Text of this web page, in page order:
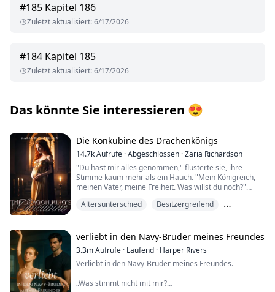
#185 Kapitel 186
Zuletzt aktualisiert:6/17/2026
#184 Kapitel 185
Zuletzt aktualisiert:6/17/2026
Das könnte Sie interessieren 😍
Die Konkubine des Drachenkönigs
14.7kAufrufe ·Abgeschlossen ·Zaria Richardson
"Du hast mir alles genommen," flüsterte sie, ihre
Stimme kaum mehr als ein Hauch. "Mein Königreich,
meinen Vater, meine Freiheit. Was willst du noch?"
Der Drachenkönig betrachtete sie mit einer Mischung
antwortete er schlicht. "Ich will alles, was mir
rechtmäßig zusteht. Einschließlich dir."
"Was hast du mit mir vor, Majestät?" Ihre Stimme
von Trotz zu sprechen.
Altersunterschied
Besitzergreifend
verliebt in den Navy-Bruder meines Freundes
3.3mAufrufe · Laufend · Harper Rivers
Verliebt in den Navy-Bruder meines Freundes.
„Was stimmt nicht mit mir?